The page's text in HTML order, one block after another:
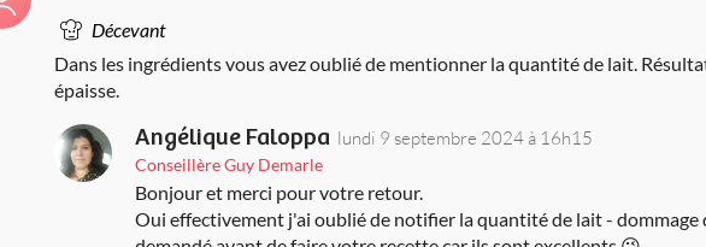
Décevant
Dans les ingrédients vous avez oublié de mentionner la quantité de lait.
épaisse.
Angélique Faloppa lundi 9 septembre 2024 à 16h15
Conseillère Guy Demarle
Bonjour et merci pour votre retour.
Oui effectivement j'ai oublié de notifier la quantité de lait - dommage